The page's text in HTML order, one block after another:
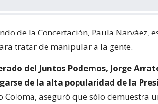
de la Concertación, Paula Narváez,
tratar de manipular a la gente.
del Juntos Podemos, Jorge
de la alta popularidad de la
Coloma, aseguró que sólo demuestra